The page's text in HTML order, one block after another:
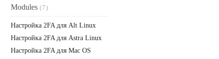
Modules (7)
Настройка 2FA для Alt Linux
Настройка 2FA для Astra Linux
Настройка 2FA для Mac OS